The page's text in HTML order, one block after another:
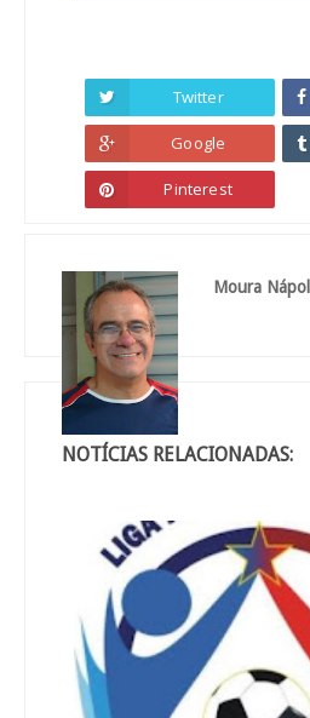
Twitter
Google
Pinterest
Moura
NOTÍCIAS RELACIONADAS: